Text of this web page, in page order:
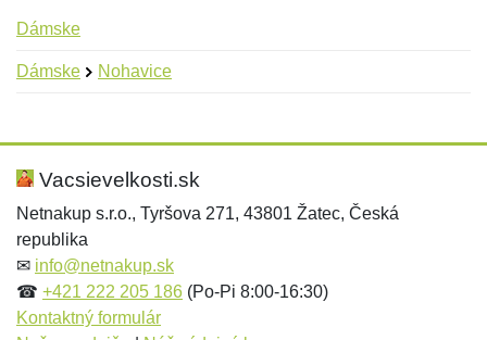
Dámske
Dámske Nohavice
Hodnotenie:
Meno:*
Meno:
E-mail:*
Vacsievelkosti.sk
Netnakup s.r.o., Tyršova 271, 43801 Žatec, Česká
republika
✉ info@netnakup.sk
☎ +421 222 205 186 (Po-Pi 8:00-16:30)
Kontaktný formulár